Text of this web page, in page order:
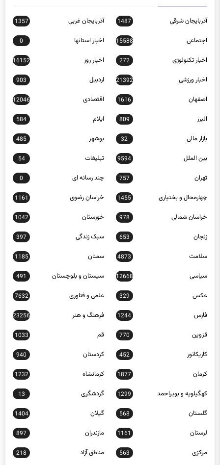
آذربایجان شرقی 1487 آذربایجان غربی 1357
اجتماعی 15588 اخبار استانها 0
اخبار تکنولوژی 272 اخبار روز 16152
اخبار ورزشی 21392 اردبیل 903
اصفهان 1616 اقتصادی 12046
البرز 809 ایلام 584
بازار مالی 32 بوشهر 485
بین الملل 9594 تبلیغات 54
تهران 757 چند رسانه ای 0
چهارمحال و بختیاری 1455 خراسان رضوی 1161
خراسان شمالی 978 خوزستان 1042
زنجان 653 سبک زندگی 397
سلامت 4873 سمنان 1185
سیاسی 12668 سیستان و بلوچستان 491
عکس 329 علمی و فناوری 7632
فارس 1244 فرهنگ و هنر 23256
قزوین 770 قم 1033
کاریکاتور 452 کردستان 940
کرمان 1877 کرمانشاه 1232
کهگیلویه و بویراحمد 1299 گردشگری 13
گلستان 568 گیلان 1404
لرستان 1161 مازندران 897
مرکزی 563 مناطق آزاد 218